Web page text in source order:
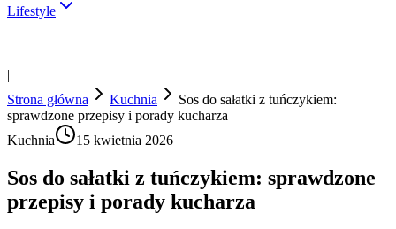
Lifestyle
|
Strona główna
Kuchnia
Sos do sałatki z tuńczykiem:
sprawdzone przepisy i porady kucharza
Kuchnia
15 kwietnia 2026
Sos do sałatki z tuńczykiem: sprawdzone
przepisy i porady kucharza